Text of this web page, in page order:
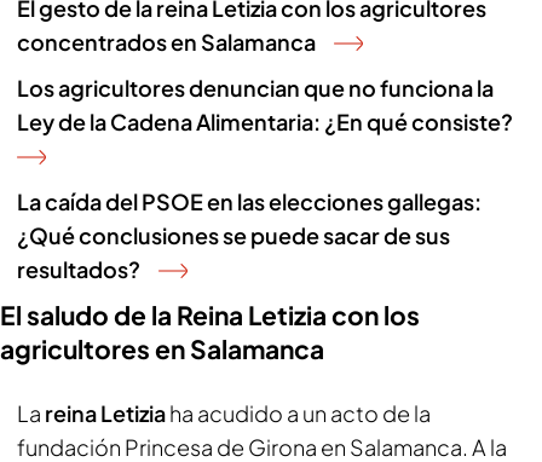
El gesto de la reina Letizia con los agricultores
concentrados en Salamanca
Los agricultores denuncian que no funciona la
Ley de la Cadena Alimentaria: ¿En qué consiste?
La caída del PSOE en las elecciones gallegas:
¿Qué conclusiones se puede sacar de sus
resultados?
El saludo de la Reina Letizia con los
agricultores en Salamanca
La reina Letiziaha acudido a un acto de la
fundación Princesa de Girona en Salamanca. A la